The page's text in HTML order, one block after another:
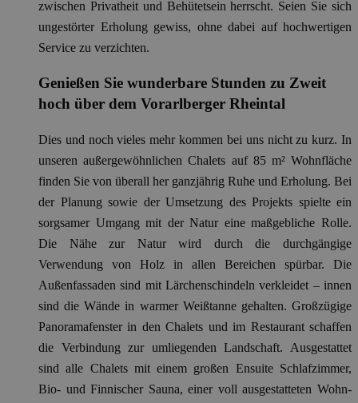
zwischen Privatheit und Behütetsein herrscht. Seien Sie sich
ungestörter Erholung gewiss, ohne dabei auf hochwertigen
Service zu verzichten.
Genießen Sie wunderbare Stunden zu Zweit
hoch über dem Vorarlberger Rheintal
Dies und noch vieles mehr kommen bei uns nicht zu kurz. In
unseren außergewöhnlichen Chalets auf 85 m² Wohnfläche
finden Sie von überall her ganzjährig Ruhe und Erholung. Bei
der Planung sowie der Umsetzung des Projekts spielte ein
sorgsamer Umgang mit der Natur eine maßgebliche Rolle.
Die Nähe zur Natur wird durch die durchgängige
Verwendung von Holz in allen Bereichen spürbar. Die
Außenfassaden sind mit Lärchenschindeln verkleidet – innen
sind die Wände in warmer Weißtanne gehalten. Großzügige
Panoramafenster in den Chalets und im Restaurant schaffen
die Verbindung zur umliegenden Landschaft. Ausgestattet
sind alle Chalets mit einem großen Ensuite Schlafzimmer,
Bio- und Finnischer Sauna, einer voll ausgestatteten Wohn-